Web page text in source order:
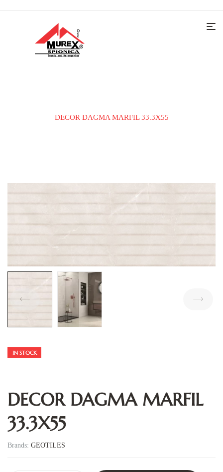
DECOR DAGMA MARFIL 33.3X55
IN STOCK
DECOR DAGMA MARFIL
33.3X55
Brands: GEOTILES